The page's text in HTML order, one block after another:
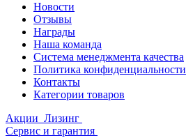
Новости
Отзывы
Награды
Наша команда
Система менеджмента качества
Политика конфиденциальности
Контакты
Категории товаров
Акции Лизинг
Сервис и гарантия